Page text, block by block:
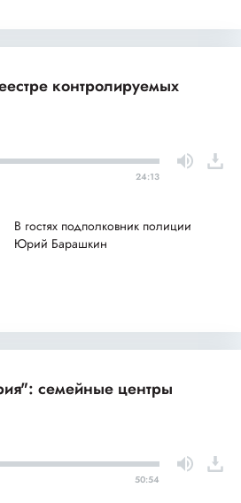
контролируемых
24:13
В гостях подполковник полиции
Юрий Барашкин
семейные центры
50:54